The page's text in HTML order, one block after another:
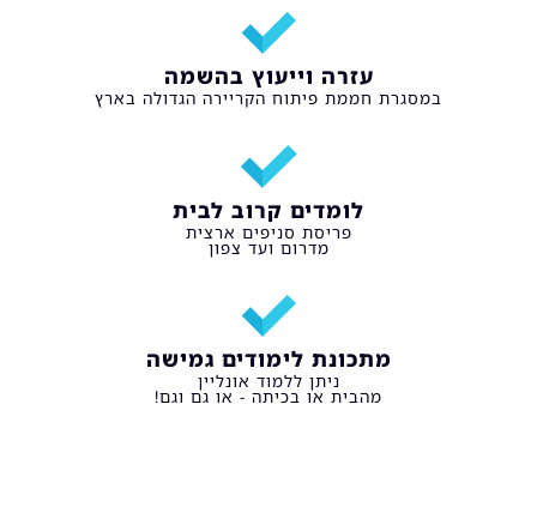
עזרה וייעוץ בהשמה​
במסגרת חממת פיתוח הקריירה הגדולה בארץ​
לומדים קרוב לבית​
פריסת סניפים ארצית
מדרום ועד צפון
מתכונת לימודים גמישה​
ניתן ללמוד אונליין
מהבית או בכיתה - או גם וגם!